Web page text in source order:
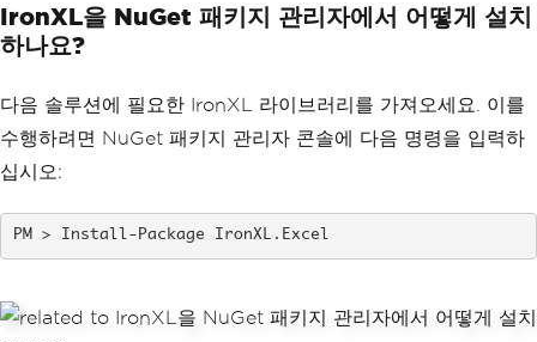
IronXL을 NuGet 패키지 관리자에서 어떻게 설치
하나요?
다음 솔루션에 필요한 IronXL 라이브러리를 가져오세요. 이를
수행하려면 NuGet 패키지 관리자 콘솔에 다음 명령을 입력하
십시오:
Install-Package IronXL.Excel